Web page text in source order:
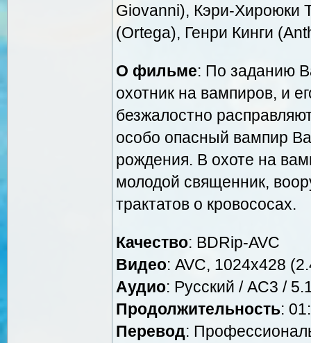
Giovanni), Кэри-Хироюки
(Ortega), Генри Кинги
О фильме: По заданию
охотник на вампиров, и
безжалостно
особо опасный вампир
рождения. В охоте на
молодой священник,
трактатов о кровососах.
Качество: BDRip-AVC
Видео: AVC, 1024x428
Аудио: Русский / AC3 /
Продолжительность:
Перевод: